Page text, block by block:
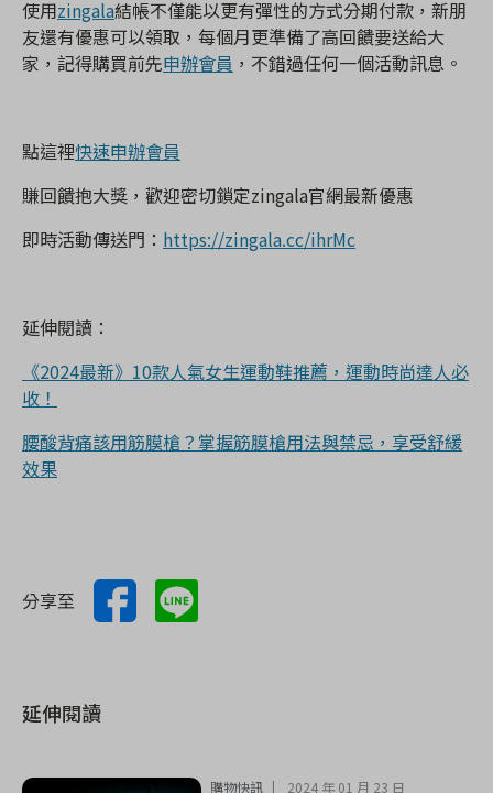
使用zingala結帳不僅能以更有彈性的方式分期付款，新朋
友還有優惠可以領取，每個月更準備了高回饋要送給大
家，記得購買前先申辦會員 ，不錯過任何一個活動訊息。
點這裡快速申辦會員
賺回饋抱大獎，歡迎密切鎖定zingala官網最新優惠
即時活動傳送門： https://zingala.cc/ihrMc
延伸閱讀：
《2024最新》10款人氣女生運動鞋推薦，運動時尚達人必
收！
腰酸背痛該用筋膜槍？掌握筋膜槍用法與禁忌，享受舒緩
效果
分享至
延伸閱讀
購物快訊 2024 年 01 月 23 日